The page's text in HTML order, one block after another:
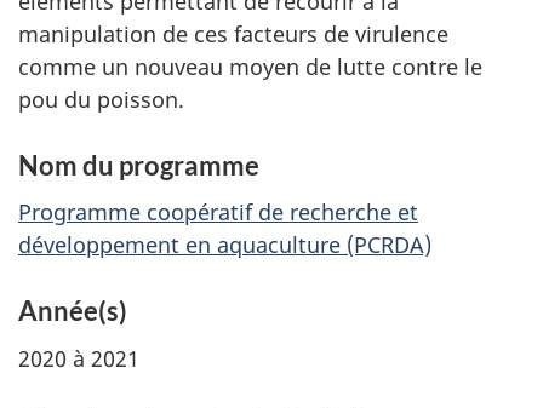
manipulation de ces facteurs de virulence
comme un nouveau moyen de lutte contre le
pou du poisson.
Nom du programme
Programme coopératif de recherche et
développement en aquaculture (PCRDA)
Année(s)
2020 à 2021